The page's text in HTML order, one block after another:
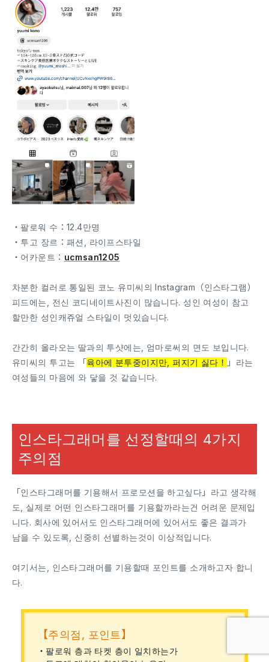
・팔로워 수：12.4만명
・투고 장르：패션, 라이프스타일
・어카운트： ucmsan1205
차분한 컬러로 통일된 코노 유미씨의 Instagram（인스타그램）
피드에는, 전신 코디네이트사진이 많습니다. 성인 여성이 참고
할만한 성인캐쥬얼 스타일이 멋있습니다.
간간히 올라오는 딸과의 투샷에는, 엄마로써의 면도 보입니다.
유미씨의 투고는 「육아에 분투중이지만, 퍼지기 싫다！ 」라는
여성들의 마음에 와 닿을 것 같습니다.
인스타그래머를 선정할때의 4가지
주의점
「인스타그래머를 기용해서 프로모션을 하고싶다」라고 생각해
도, 실제로 어떤 인스타그래머를 기용할까라는건 어려운 문제입
니다. 회사에 있어서도 인스타그래머에 있어서도 좋은 결과가
남을 수 있도록, 신중히 선별하는것이 이상적입니다.
여기서는, 인스타그래머를 기용할때 포인트를 소개하고자 합니
다.
【주의점, 포인트】
・팔로워 층과 타켓 층이 일치하는가